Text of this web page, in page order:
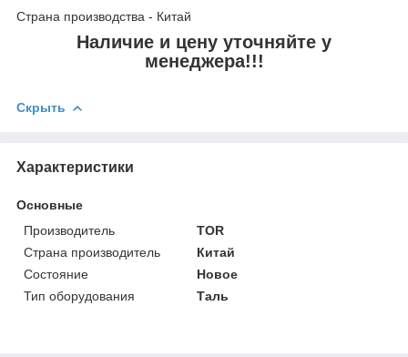
Страна производства - Китай
Наличие и цену уточняйте у
менеджера!!!
Скрыть
Характеристики
Основные
Производитель
TOR
Страна производитель
Китай
Состояние
Новое
Тип оборудования
Таль